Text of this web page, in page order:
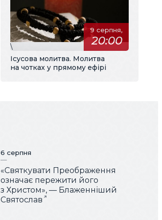
9 серпня,
20:00
\
Ісусова молитва. Молитва
на чотках у прямому ефірі
6 серпня
«Святкувати Преображення
означає пережити його
з Христом», — Блаженніший
Святослав